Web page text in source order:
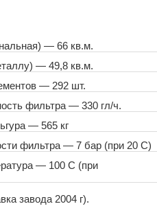
— 66 кв.м.
— 49,8 кв.м.
— 292 шт.
фильтра — 330 гл/ч.
— 565 кг
фильтра — 7 бар (при 20 С)
— 100 С (при
завода 2004 г).